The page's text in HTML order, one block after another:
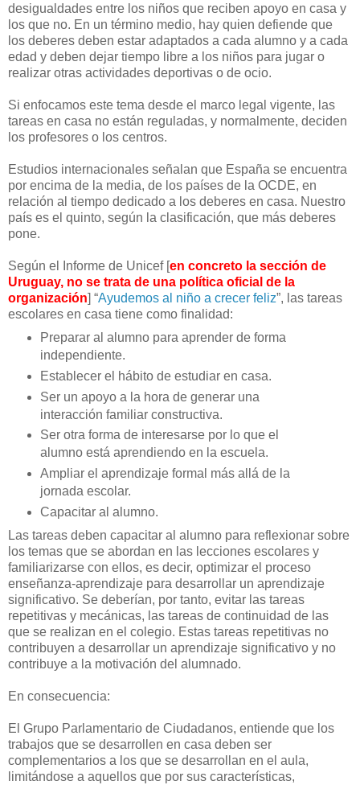
desigualdades entre los niños que reciben apoyo en casa y
los que no. En un término medio, hay quien defiende que
los deberes deben estar adaptados a cada alumno y a cada
edad y deben dejar tiempo libre a los niños para jugar o
realizar otras actividades deportivas o de ocio.
Si enfocamos este tema desde el marco legal vigente, las
tareas en casa no están reguladas, y normalmente, deciden
los profesores o los centros.
Estudios internacionales señalan que España se encuentra
por encima de la media, de los países de la OCDE, en
relación al tiempo dedicado a los deberes en casa. Nuestro
país es el quinto, según la clasificación, que más deberes
pone.
Según el Informe de Unicef [en concreto la sección de
Uruguay, no se trata de una política oficial de la
organización] “Ayudemos al niño a crecer feliz”, las tareas
escolares en casa tiene como finalidad:
Preparar al alumno para aprender de forma
independiente.
Establecer el hábito de estudiar en casa.
Ser un apoyo a la hora de generar una
interacción familiar constructiva.
Ser otra forma de interesarse por lo que el
alumno está aprendiendo en la escuela.
Ampliar el aprendizaje formal más allá de la
jornada escolar.
Capacitar al alumno.
Las tareas deben capacitar al alumno para reflexionar sobre
los temas que se abordan en las lecciones escolares y
familiarizarse con ellos, es decir, optimizar el proceso
enseñanza-aprendizaje para desarrollar un aprendizaje
significativo. Se deberían, por tanto, evitar las tareas
repetitivas y mecánicas, las tareas de continuidad de las
que se realizan en el colegio. Estas tareas repetitivas no
contribuyen a desarrollar un aprendizaje significativo y no
contribuye a la motivación del alumnado.
En consecuencia:
El Grupo Parlamentario de Ciudadanos, entiende que los
trabajos que se desarrollen en casa deben ser
complementarios a los que se desarrollan en el aula,
limitándose a aquellos que por sus características,